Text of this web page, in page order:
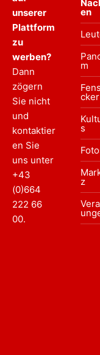
unserer
Plattform
zu
werben?
Dann
zögern
Sie nicht
und
kontaktier
en Sie
uns unter
+43
(0)664
222 66
00.
en
m
cker
s
z